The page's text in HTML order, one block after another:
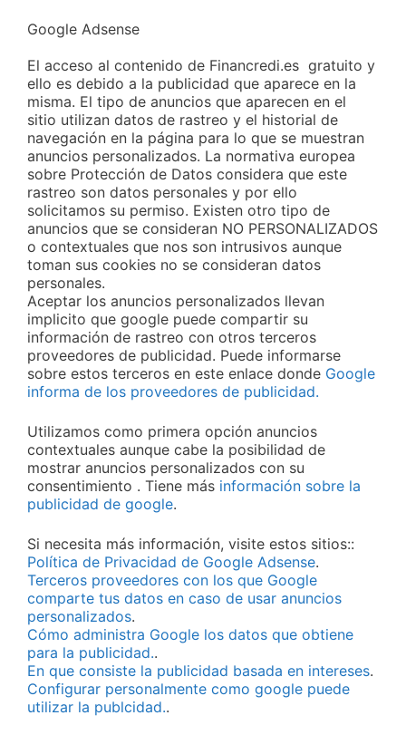
Google Adsense
El acceso al contenido de Financredi.es gratuito y
ello es debido a la publicidad que aparece en la
misma. El tipo de anuncios que aparecen en el
sitio utilizan datos de rastreo y el historial de
navegación en la página para lo que se muestran
anuncios personalizados. La normativa europea
sobre Protección de Datos considera que este
rastreo son datos personales y por ello
solicitamos su permiso. Existen otro tipo de
anuncios que se consideran NO PERSONALIZADOS
o contextuales que nos son intrusivos aunque
toman sus cookies no se consideran datos
personales.
Aceptar los anuncios personalizados llevan
implicito que google puede compartir su
información de rastreo con otros terceros
proveedores de publicidad. Puede informarse
sobre estos terceros en este enlace donde Google
informa de los proveedores de publicidad.
Utilizamos como primera opción anuncios
contextuales aunque cabe la posibilidad de
mostrar anuncios personalizados con su
consentimiento . Tiene más información sobre la
publicidad de google.
Si necesita más información, visite estos sitios::
Política de Privacidad de Google Adsense.
Terceros proveedores con los que Google
comparte tus datos en caso de usar anuncios
personalizados.
Cómo administra Google los datos que obtiene
para la publicidad..
En que consiste la publicidad basada en intereses.
Configurar personalmente como google puede
utilizar la publcidad..